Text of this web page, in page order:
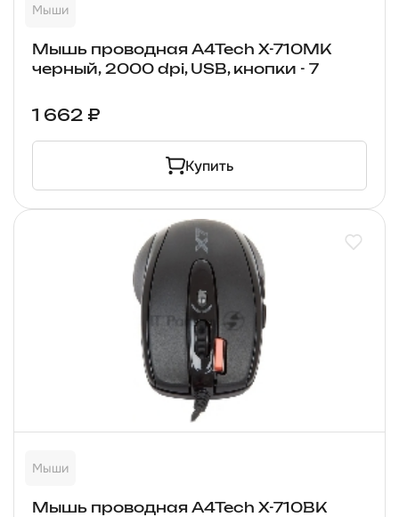
Мыши
Мышь проводная A4Tech X-710MK
черный, 2000 dpi, USB, кнопки - 7
1 662 ₽
Купить
Мыши
Мышь проводная A4Tech X-710BK